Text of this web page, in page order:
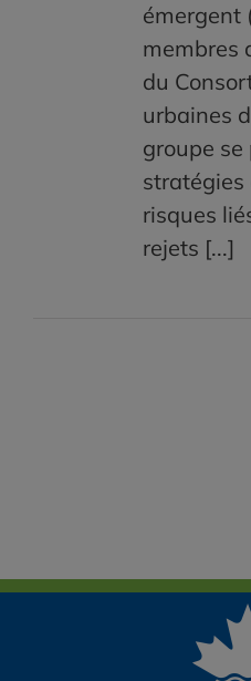
émergent
membres
du
urbaines
groupe se
stratégies
risques
rejets [...]